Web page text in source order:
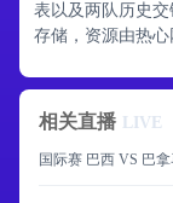
表以及两队历史
存储，资源由热心
相关直播 LIVE
国际赛 巴西 VS 巴拿